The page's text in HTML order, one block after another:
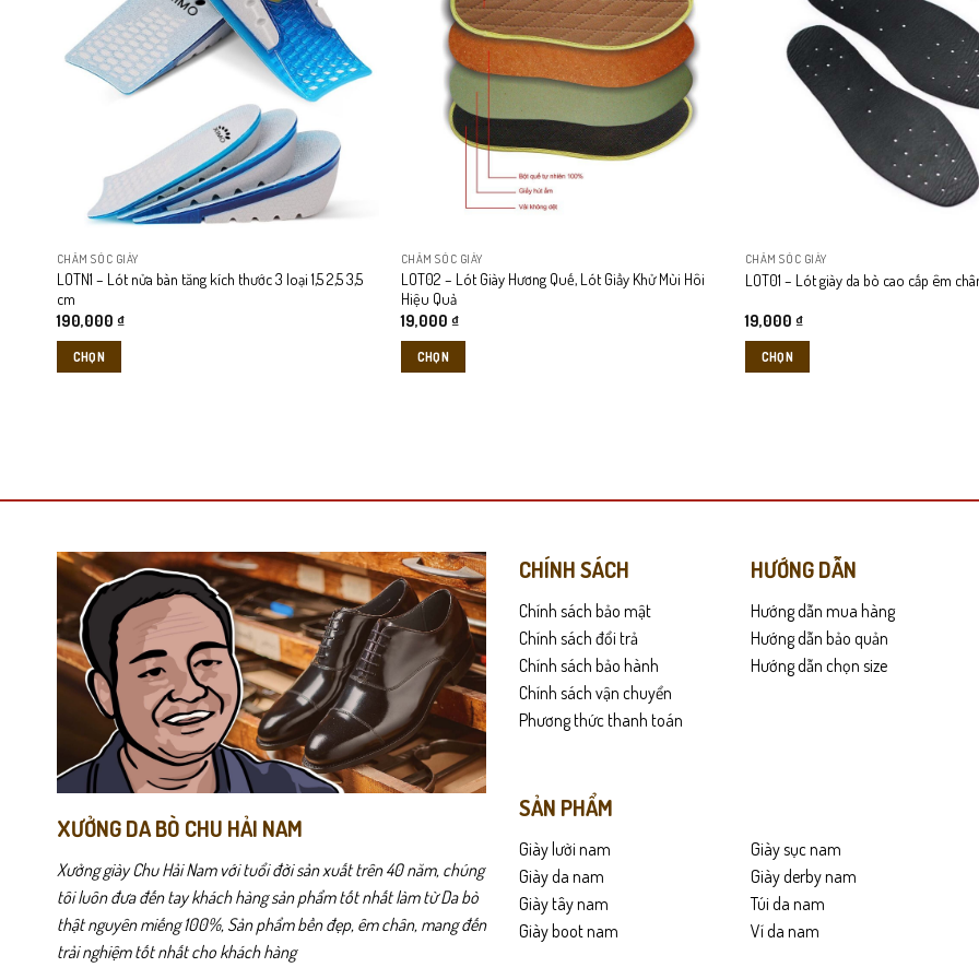
Cấu trúc nhiều lớp đàn hồi cao giúp LOTC1 vừa nâng dáng hiệu quả vừa tạo cảm giác êm ái khi tiếp đất. Lớp mặt lót thoáng khí giúp hạn
cả ngày, bàn chân vẫn cảm thấy dễ chịu và không bị bí bách.
Thiết kế lót uốn cong theo form bàn chân giúp ôm chân chắc chắn, không xô lệch khi di chuyển. Dù bạn đi bộ nhiều, đứng lâu hay chạy xe
và tự tin hơn.
Các
trang
sản
phẩm
trang
sản
phẩm
CHĂM SÓC GIÀY
LOTN1 – Lót nửa bàn tăng kích thước 3 loại 1,5 2,5 3,5
cm
190,000 ₫
CHỌN
Các
tùy
chọn
có
thể
được
trang
sản
phẩm
CHĂM SÓC GIÀY
LOT02 – Lót Giày Hương Quế, Lót Giầy Khử Mùi Hôi
Hiệu Quả
19,000 ₫
CHỌN
Các
tùy
chọn
có
thể
được
chọn
trên
trang
sản
CHĂM SÓC GIÀY
LOT01 – Lót giày da bò cao cấp êm
19,000 ₫
CHỌN
Các
tùy
chọn
có
thể
XƯỞNG DA BÒ CHU HẢI NAM
Xưởng giày Chu Hải Nam với tuổi đời sản xuất trên 40 năm, chúng
tôi luôn đưa đến tay khách hàng sản phẩm tốt nhất làm từ Da bò
thật nguyên miếng 100%, Sản phẩm bền đẹp, êm chân, mang đến
trải nghiệm tốt nhất cho khách hàng
CHÍNH SÁCH
Chính sách bảo mật
Chính sách đổi trả
Chính sách bảo hành
Chính sách vận chuyển
Phương thức thanh toán
HƯỚNG DẪN
Hướng dẫn mua hàng
Hướng dẫn bảo quản
Hướng dẫn chọn size
SẢN PHẨM
Giày lười nam
Giày da nam
Giày tây nam
Giày boot nam
Giày sục nam
Giày derby nam
Túi da nam
Ví da nam